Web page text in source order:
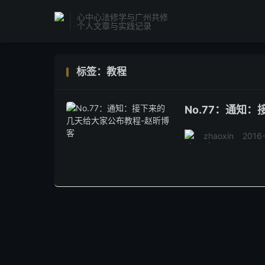
心中心法修学与广州共修
个人文章与实践记录
标签：教程
No.77：通知：
zhaoxin